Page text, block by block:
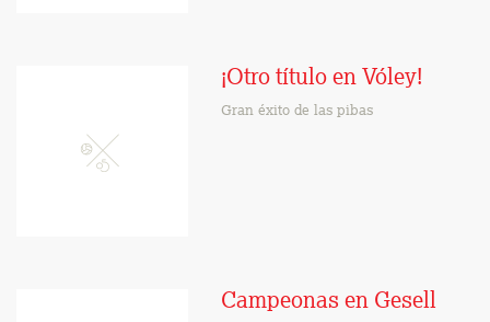
¡Otro título en Vóley!
Gran éxito de las pibas
Campeonas en Gesell